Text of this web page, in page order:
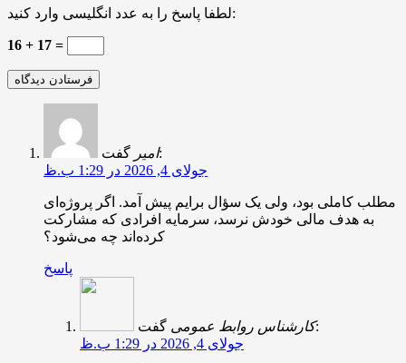
لطفا پاسخ را به عدد انگلیسی وارد کنید:
16 + 17 =
امیرگفت:
جولای 4, 2026 در 1:29 ب.ظ
مطلب کاملی بود، ولی یک سؤال برایم پیش آمد. اگر پروژه‌ای
به هدف مالی خودش نرسد، سرمایه افرادی که مشارکت
کرده‌اند چه می‌شود؟
پاسخ
کارشناس روابط عمومیگفت:
جولای 4, 2026 در 1:29 ب.ظ